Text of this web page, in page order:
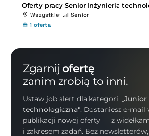
Oferty pracy Senior Inżynieria
Wszystkie
Senior
1 oferta
Zgarnij ofertę
zanim zrobią to inni.
Ustaw job alert dla kategorii
technologiczna". Dostaniesz e-mail
publikacji nowej oferty — z
i zakresem zadań. Bez